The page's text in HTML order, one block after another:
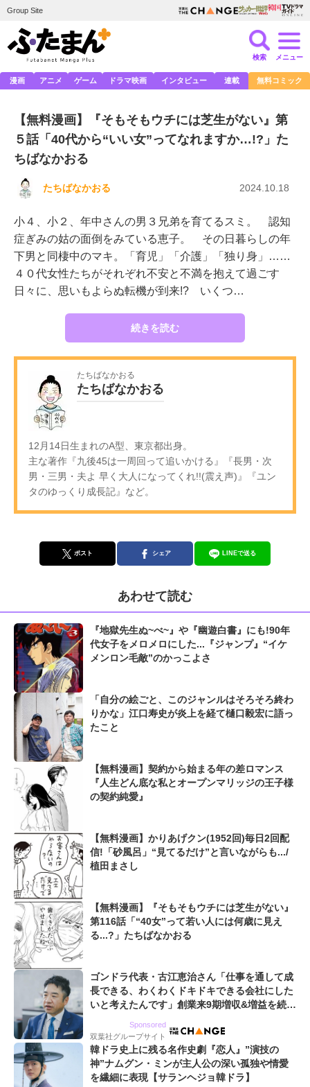
Group Site
検索 メニュー
漫画 アニメ ゲーム ドラマ映画 インタビュー 連載 無料コミック
【無料漫画】『そもそもウチには芝生がない』第
５話「40代から“いい女”ってなれますか…!?」た
ちばなかおる
たちばなかおる 2024.10.18
小４、小２、年中さんの男３兄弟を育てるスミ。 認知
症ぎみの姑の面倒をみている恵子。 その日暮らしの年
下男と同棲中のマキ。「育児」「介護」「独り身」……
４０代女性たちがそれぞれ不安と不満を抱えて過ごす
日々に、思いもよらぬ転機が到来!? いくつ…
続きを読む
たちばなかおる
たちばなかおる
12月14日生まれのA型、東京都出身。
主な著作『九後45は一周回って追いかける』『長男・次
男・三男・夫よ 早く大人になってくれ!!(震え声)』『ユン
タのゆっくり成長記』など。
ポスト シェア LINEで送る
あわせて読む
『地獄先生ぬ~べ~』や『幽遊白書』にも!90年
代女子をメロメロにした...『ジャンプ』“イケ
メンロン毛敵”のかっこよさ
「自分の絵ごと、このジャンルはそろそろ終わ
りかな」江口寿史が炎上を経て樋口毅宏に語っ
たこと
【無料漫画】契約から始まる年の差ロマンス
『人生どん底な私とオープンマリッジの王子様
の契約純愛』
【無料漫画】かりあげクン(1952回)毎日2回配
信!「砂風呂」“見てるだけ”と言いながらも.../
植田まさし
【無料漫画】『そもそもウチには芝生がない』
第116話「“40女”って若い人には何歳に見え
る...?」たちばなかおる
ゴンドラ代表・古江恵治さん「仕事を通して成
長できる、わくわくドキドキできる会社にした
いと考えたんです」創業来9期増収&増益を続け
Sponsored
双葉社グループサイト
韓ドラ史上に残る名作史劇『恋人』”演技の
神”ナムグン・ミンが主人公の深い孤独や情愛
を繊細に表現【サランヘジョ韓ドラ】